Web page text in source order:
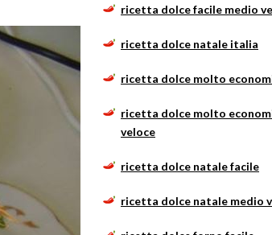
ricetta dolce facile medio
ricetta dolce natale italia
ricetta dolce molto
ricetta dolce molto
veloce
ricetta dolce natale facile
ricetta dolce natale medio